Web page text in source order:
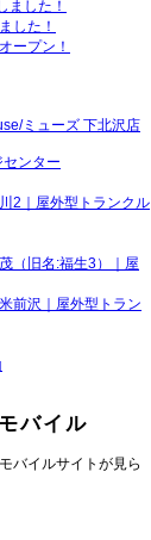
ました！
した！
ープン！
ミューズ 下北沢店
ンター
2｜屋外型トランクル
（旧名:福生3）｜屋
前沢｜屋外型トラン
バイル
バイルサイトが見ら